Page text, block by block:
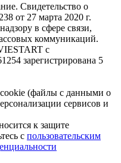
Свидетельство о
от 27 марта 2020 г.
в сфере связи,
коммуникаций.
с
зарегистрирована 5
(файлы с данными о
сервисов и
к защите
с пользовательским